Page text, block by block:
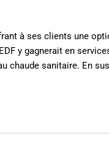
à ses clients une
y gagnerait en
chaude sanitaire. En